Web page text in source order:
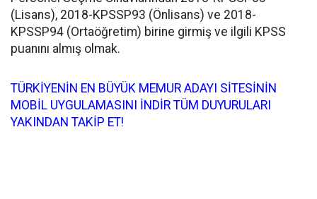
(Lisans), 2018-KPSSP93 (Önlisans) ve 2018-
KPSSP94 (Ortaöğretim) birine girmiş ve ilgili KPSS
puanını almış olmak.
TÜRKİYENİN EN BÜYÜK MEMUR ADAYI SİTESİNİN
MOBİL UYGULAMASINI İNDİR TÜM DUYURULARI
YAKINDAN TAKİP ET!